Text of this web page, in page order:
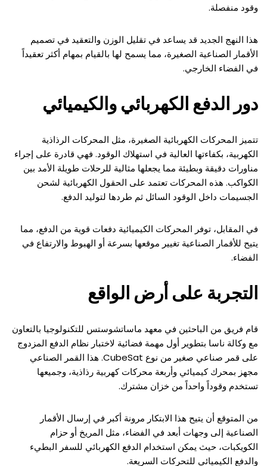
وقود منفصلة.
هذا النهج الجديد قد يساعد في تقليل الوزن والتعقيد في تصميم
الأقمار الصناعية الصغيرة، مما يسمح لها بالقيام بمهام أكثر تعقيداً
في الفضاء الخارجي.
دور الدفع الكهربائي والكيميائي
تتميز المحركات الكهربائية الصغيرة، مثل المحركات الرذاذية
الكهربية، بكفاءتها العالية في استهلاك الوقود. فهي قادرة على إجراء
مناورات دقيقة وبطيئة مما يجعلها مثالية للرحلات طويلة الأمد بين
الكواكب. هذه المحركات تعتمد على الحقول الكهربائية لشحن
الجسيمات داخل الوقود السائل ثم طردها لتوليد الدفع.
في المقابل، توفر المحركات الكيميائية دفعات قوية من الدفع، مما
يتيح للأقمار الصناعية تغيير موقعها بسرعة أو الهبوط والارتفاع في
الفضاء.
التجربة على أرض الواقع
قام فريق من الباحثين في معهد ماساتشوستس للتكنولوجيا بالتعاون
مع وكالة ناسا بتطوير أول مهمة فضائية لاختبار نظام الدفع المزدوج
على قمر صناعي صغير من نوع CubeSat. هذا القمر الصناعي
مجهز بمحرك كيميائي وأربعة محركات كهربية رذاذية، وجميعها
تستخدم وقوداً واحداً من خزان مشترك.
من المتوقع أن يتيح هذا الابتكار مرونة أكبر في إرسال الأقمار
الصناعية إلى وجهات أبعد في الفضاء، مثل المريخ أو حزام
الكويكبات، حيث يمكن استخدام الدفع الكهربائي للسفر البطيء
والدفع الكيميائي للتحركات السريعة.